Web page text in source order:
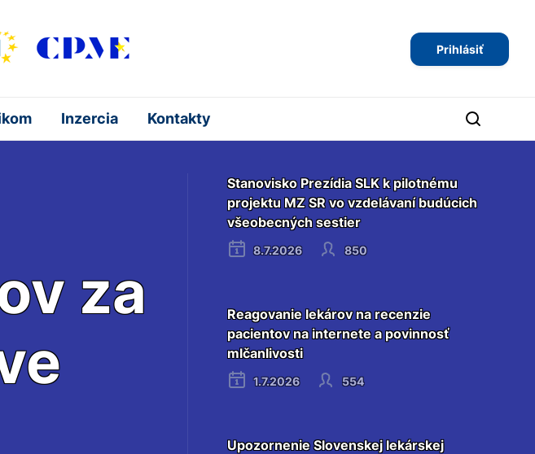
Prihlásiť
Inzercia Kontakty
za
Stanovisko Prezídia SLK k pilotnému
projektu MZ SR vo vzdelávaní budúcich
všeobecných sestier
8.7.2026 850
Reagovanie lekárov na recenzie
pacientov na internete a povinnosť
mlčanlivosti
1.7.2026 554
Upozornenie Slovenskej lekárskej